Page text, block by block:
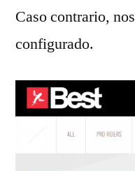
Caso contrario,
configurado.